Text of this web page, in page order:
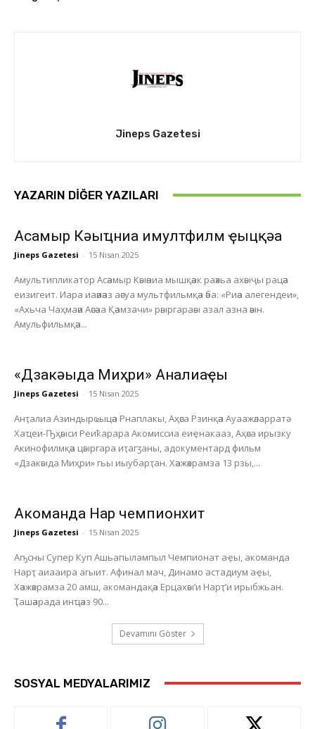
Jineps Gazetesi
YAZARIN DIĞER YAZILARI
Асҭамыр Кәыҵниа имултфилм ҿыцқәа
Jineps Gazetesi - 15 Nisan 2025
Амультипликатор Асәамыр Кәыәниа мышқәак раәхьа ахәыҷы рацәа
еизигеит. Иара иаәиәаз аәсуа мультфильмқәа әба: «Риәа алегендеи»,
«Ахьча Чаҳмаәи Аәсәаа Қәамзачи» рәыргараәы азал азна әәын.
Амульфильмқәа...
«Дзакәыда Миҳри» Анҭалиаҿы
Jineps Gazetesi - 15 Nisan 2025
Анҭалиа Азиндырҩыцәа Рнаплакы, Аҳәса Рзинқәа Ауаажәларратә
Хаҵеи-Ҧҳәыси Реиҟарара Акомиссиа еиҿнакааз, Аҳәса ирызку
Акинофилмқәа цәыргара иҭагӡаны, адокументард фильм
«Дзакәыда Миҳри» гьы иыубарҭан. Хәажәкрамза 13 рзы,...
Акоманда Нарҭ чемпионхит
Jineps Gazetesi - 15 Nisan 2025
Аҧсны Супер Куп Ашьапылампыл Чемпионат аҿы, акоманда
Нарҭ аиааира агыит. Афинал мач, Динамо астадиум аҿы,
Хәажәкрамза 20 амш, акомандақәа Ерцахәы’и Нарҭ’и ирыбжьан.
Ҭашәарада инҵәаз 90...
Devamını Göster
SOSYAL MEDYALARIMIZ